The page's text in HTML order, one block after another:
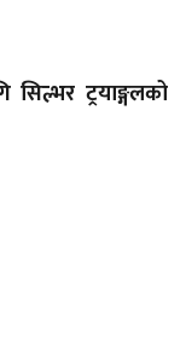
सिल्भर ट्रयाङ्गलको